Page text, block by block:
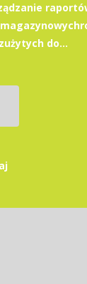
do...